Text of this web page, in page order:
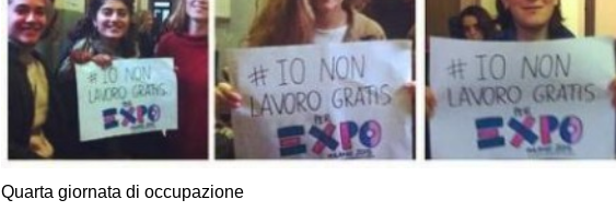
Quarta giornata di occupazione